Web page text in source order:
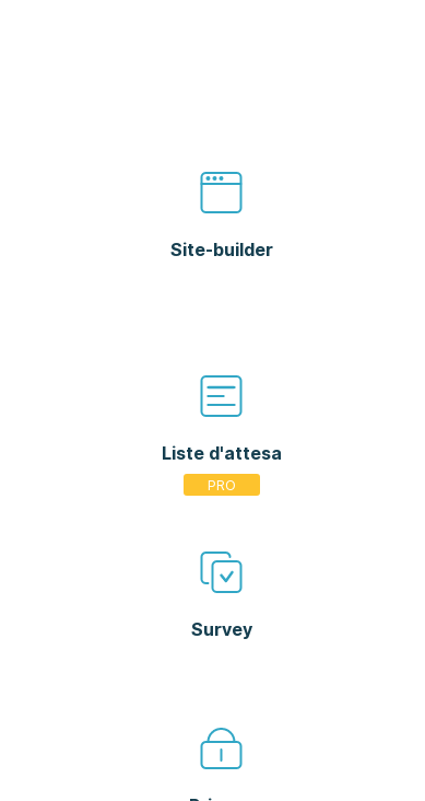
Site-builder
Liste d'attesa
Survey